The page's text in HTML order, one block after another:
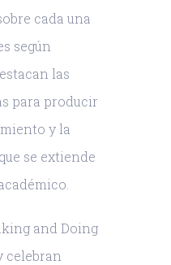
cada una
según
las
para producir
y la
se extiende
and Doing
celebran